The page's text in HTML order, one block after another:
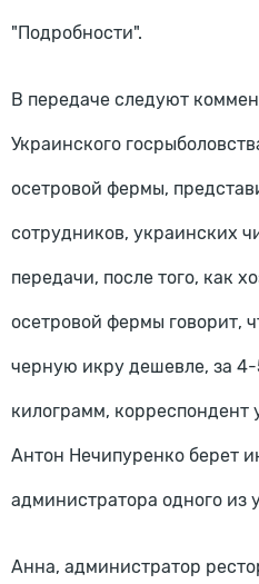
"Подробности".
В передаче следуют
Украинского
осетровой фермы,
сотрудников, украинских
передачи, после того, как
осетровой фермы говорит,
черную икру дешевле, за 4-
килограмм, корреспондент
Антон Нечипуренко берет
администратора одного из
Анна, администратор